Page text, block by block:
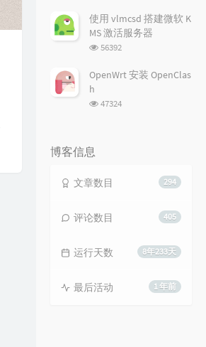
次
数:
使用 vlmcsd 搭建微软 K
MS 激活服务器
浏
次
56392
OpenWrt 安装 OpenClas
h
浏
47324
博客信息
294
文章数目
405
评论数目
8年233天
运行天数
1 年前
最后活动